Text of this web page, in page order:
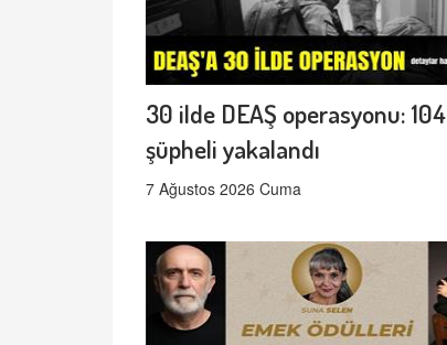
30 ilde DEAŞ operasyonu: 104
şüpheli yakalandı
7 Ağustos 2026 Cuma